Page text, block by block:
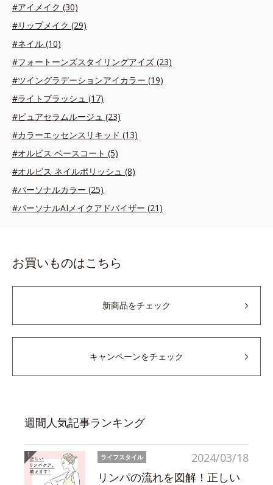
#アイメイク (30)
#リップメイク (29)
#ネイル (10)
#フォートーンズスタイリングアイズ (23)
#ツイングラデーションアイカラー (19)
#ライトブラッシュ (17)
#ピュアセラムルージュ (23)
#カラーエッセンスリキッド (13)
#オルビス ベースコート (5)
#オルビス ネイルポリッシュ (8)
#パーソナルカラー (25)
#パーソナルAIメイクアドバイザー (21)
お買いものはこちら
新商品をチェック
キャンペーンをチェック
週間人気記事ランキング
2024/03/18
ライフスタイル
リンパの流れを図解！正しい